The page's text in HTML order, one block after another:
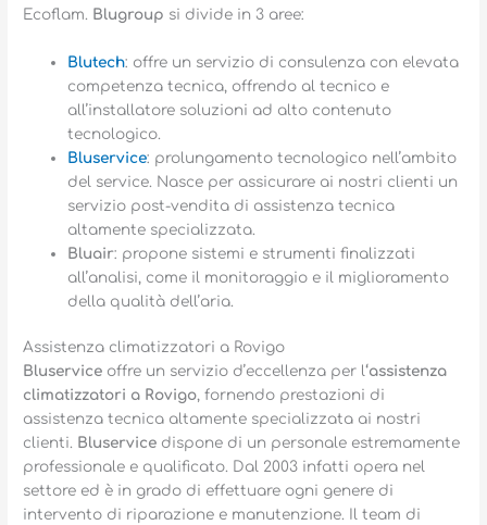
Ecoflam. Blugroup si divide in 3 aree:
Blutech: offre un servizio di consulenza con elevata
competenza tecnica, offrendo al tecnico e
all’installatore soluzioni ad alto contenuto
tecnologico.
Bluservice: prolungamento tecnologico nell’ambito
del service. Nasce per assicurare ai nostri clienti un
servizio post-vendita di assistenza tecnica
altamente specializzata.
Bluair: propone sistemi e strumenti finalizzati
all’analisi, come il monitoraggio e il miglioramento
della qualità dell’aria.
Assistenza climatizzatori a Rovigo
Bluservice offre un servizio d’eccellenza per l‘assistenza
climatizzatori a Rovigo, fornendo prestazioni di
assistenza tecnica altamente specializzata ai nostri
clienti. Bluservice dispone di un personale estremamente
professionale e qualificato. Dal 2003 infatti opera nel
settore ed è in grado di effettuare ogni genere di
intervento di riparazione e manutenzione. Il team di